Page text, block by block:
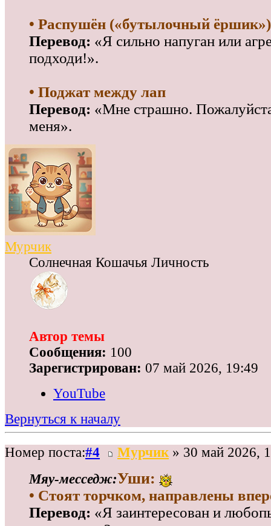
• Распушён («бутылочный ёршик»)
Перевод: «Я сильно напуган или
подходи!».
• Поджат между лап
Перевод: «Мне страшно.
меня».
Мурчик
Солнечная Кошачья Личность
Автор темы
Сообщения: 100
Зарегистрирован: 07 май 2026, 19:49
YouTube
Вернуться к началу
Номер поста:#4 Мурчик » 30 май 2026,
Мяу‑месседж:Уши:
• Стоят торчком, направлены
Перевод: «Я заинтересован и